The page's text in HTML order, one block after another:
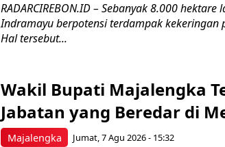
RADARCIREBON.ID – Sebanyak 8.000
Indramayu berpotensi terdampak
Hal tersebut...
Majalengka
Wakil Bupati Majalengka
Jabatan yang Beredar di
Jumat, 7 Agu 2026 - 15:32